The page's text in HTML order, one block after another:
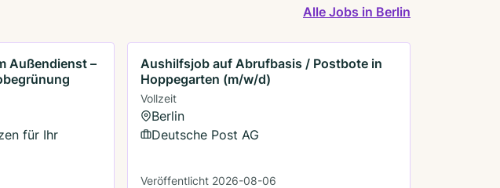
Alle Jobs in Berlin
Außendienst –
für Ihr
Aushilfsjob auf Abrufbasis / Postbote in
Hoppegarten (m/w/d)
Vollzeit
Berlin
Deutsche Post AG
Veröffentlicht 2026-08-06